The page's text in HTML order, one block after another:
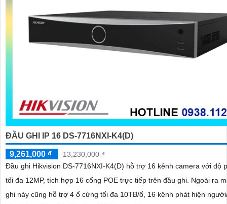
ĐẦU GHI IP 16 DS-7716NXI-K4(D)
9,261,000 ₫
13,230,000 ₫
Đầu ghi Hikvision DS-7716NXI-K4(D) hỗ trợ 16 kênh camera với độ
tối đa 12MP, tích hợp 16 cổng POE trực tiếp trên đầu ghi. Ngoài ra mẫu đầu
ghi này cũng hỗ trợ 4 ổ cứng tối đa 10TB/ổ, 16 kênh phát hiện